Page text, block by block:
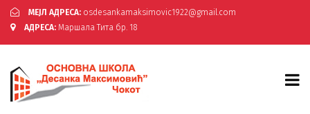
МЕЈЛ АДРЕСА: osdesankamaksimovic1922@gmail.com
АДРЕСА: Маршала Тита бр. 18